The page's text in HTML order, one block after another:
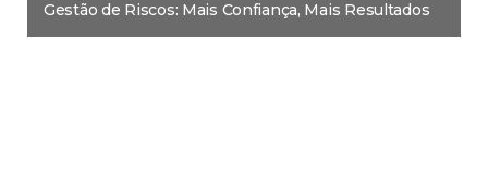
Gestão de Riscos: Mais Confiança, Mais Resultados